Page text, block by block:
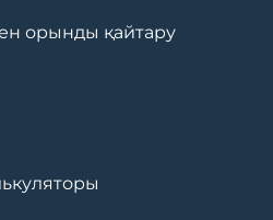
орынды қайтару